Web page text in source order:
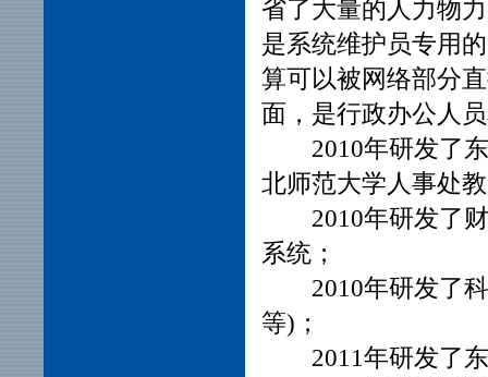
省了大量的人力物
是系统维护员专用
算可以被网络部分
面，是行政办公人
2010年研发了
北师范大学人事处
2010年研发了
系统；
2010年研发了
等)；
2011年研发了